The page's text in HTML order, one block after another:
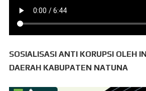
SOSIALISASI ANTI KORUPSI OLEH
DAERAH KABUPATEN NATUNA